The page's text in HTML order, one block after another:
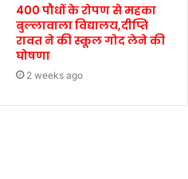
400 पौधों के रोपण से महका
बुल्लावाला विद्यालय,दीप्ति
रावत ने की स्कूल गोद लेने की
घोषणा
2 weeks ago